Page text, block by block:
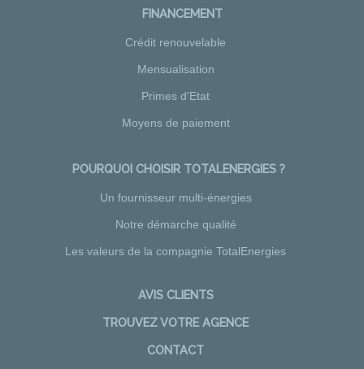
FINANCEMENT
Crédit renouvelable
Mensualisation
Primes d'Etat
Moyens de paiement
POURQUOI CHOISIR TOTALENERGIES ?
Un fournisseur multi-énergies
Notre démarche qualité
Les valeurs de la compagnie TotalEnergies
AVIS CLIENTS
TROUVEZ VOTRE AGENCE
CONTACT